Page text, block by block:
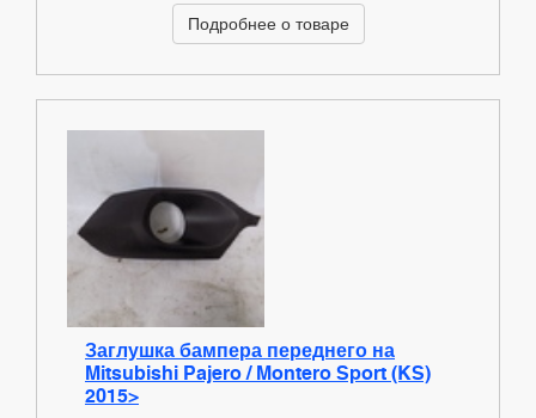
Подробнее о товаре
Заглушка бампера переднего на
Mitsubishi Pajero / Montero Sport (KS)
2015>